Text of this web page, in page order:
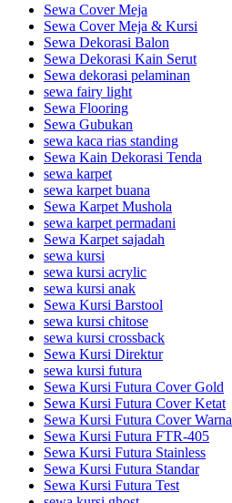
Sewa Cover Meja
Sewa Cover Meja & Kursi
Sewa Dekorasi Balon
Sewa Dekorasi Kain Serut
Sewa dekorasi pelaminan
sewa fairy light
Sewa Flooring
Sewa Gubukan
sewa kaca rias standing
Sewa Kain Dekorasi Tenda
sewa karpet
sewa karpet buana
Sewa Karpet Mushola
sewa karpet permadani
Sewa Karpet sajadah
sewa kursi
sewa kursi acrylic
sewa kursi anak
Sewa Kursi Barstool
sewa kursi chitose
sewa kursi crossback
Sewa Kursi Direktur
sewa kursi futura
Sewa Kursi Futura Cover Gold
Sewa Kursi Futura Cover Ketat
Sewa Kursi Futura Cover Warna
Sewa Kursi Futura FTR-405
Sewa Kursi Futura Stainless
Sewa Kursi Futura Standar
Sewa Kursi Futura Test